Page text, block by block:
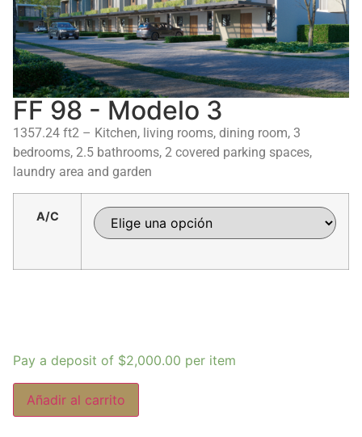
FF 98 - Modelo 3
1357.24 ft2 – Kitchen, living rooms, dining room, 3
bedrooms, 2.5 bathrooms, 2 covered parking spaces,
laundry area and garden
A/C
Pay a deposit of $2,000.00 per item
Añadir al carrito